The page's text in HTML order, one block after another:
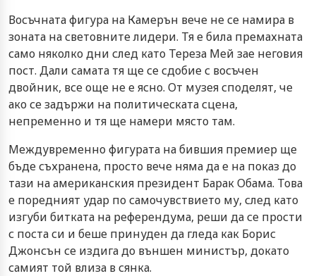
Восъчната фигура на Камерън вече не се намира в
зоната на световните лидери. Тя е била премахната
само няколко дни след като Тереза Мей зае неговия
пост. Дали самата тя ще се сдобие с восъчен
двойник, все още не е ясно. От музея споделят, че
ако се задържи на политическата сцена,
непременно и тя ще намери място там.
Междувременно фигурата на бившия премиер ще
бъде съхранена, просто вече няма да е на показ до
тази на американския президент Барак Обама. Това
е поредният удар по самочувствието му, след като
изгуби битката на референдума, реши да се прости
с поста си и беше принуден да гледа как Борис
Джонсън се издига до външен министър, докато
самият той влиза в сянка.